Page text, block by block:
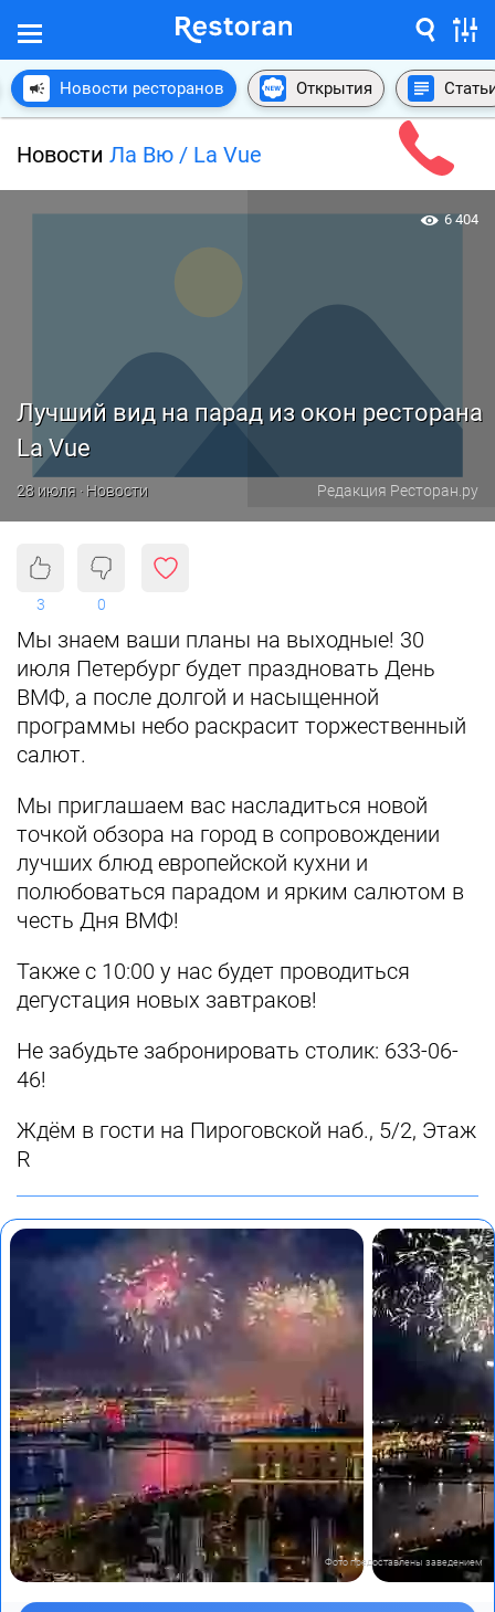
Новости ресторанов Открытия
Новости Ла Вю / La Vue
Лучший вид на парад из окон ресторана
La Vue
28 июля · Новости Редакция Ресторан.ру
6 404
3 0
Мы знаем ваши планы на выходные! 30
июля Петербург будет праздновать День
ВМФ, а после долгой и насыщенной
программы небо раскрасит торжественный
салют.
Мы приглашаем вас насладиться новой
точкой обзора на город в сопровождении
лучших блюд европейской кухни и
полюбоваться парадом и ярким салютом в
честь Дня ВМФ!
Также с 10:00 у нас будет проводиться
дегустация новых завтраков!
Не забудьте забронировать столик: 633-06-
46!
Ждём в гости на Пироговской наб., 5/2, Этаж
R
Фото предоставлены заведением